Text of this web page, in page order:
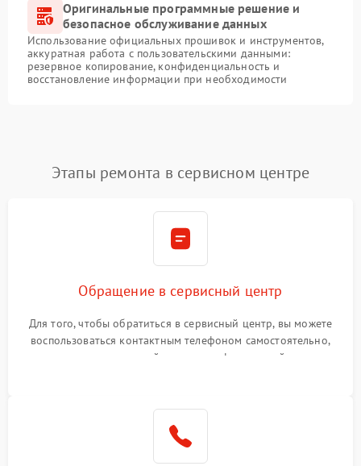
Оригинальные программные решение и
безопасное обслуживание данных
Использование официальных прошивок и инструментов,
аккуратная работа с пользовательскими данными:
резервное копирование, конфиденциальность и
восстановление информации при необходимости
Этапы ремонта в сервисном центре
Обращение в сервисный центр
Для того, чтобы обратиться в сервисный центр, вы можете
воспользоваться контактным телефоном самостоятельно,
или оставить свой номер телефона на сайте